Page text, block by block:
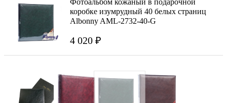
коробке изумрудный 40 белых страниц
Albonny AML-2732-40-G
4 020 ₽